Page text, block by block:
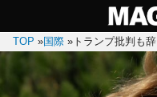
TOP »国際 » トランプ批判も